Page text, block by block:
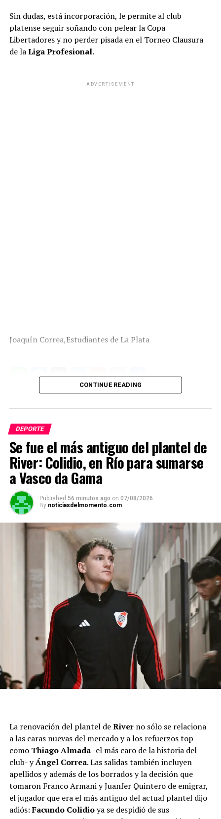
Sin dudas, está incorporación, le permite al club
platense seguir soñando con pelear la Copa
Libertadores y no perder pisada en el Torneo Clausura
de laLiga Profesional.
ADVERTISEMENT
Joaquín Correa,Estudiantes de La Plata
W
at
s
A
p
p
F
a
ce
b
o
o
k
X T
el
e
m
G
m
ail
C
o
py
k
C
o
m
ar
tir
CONTINUE READING
DEPORTE
Se fue el más antiguo del plantel de
River: Colidio, en Río para sumarse
a Vasco da Gama
Published 56 minutos ago on 07/08/2026
By noticiasdelmomento.com
La renovación del plantel deRiverno sólo se relaciona
a las caras nuevas del mercado y a los refuerzos top
como Thiago Almada-el más caro de la historia del
club- yÁngel Correa. Las salidas también incluyen
apellidos y además de los borrados y la decisión que
tomaron Franco Armani y Juanfer Quintero de emigrar,
el jugador que era el más antiguo del actual plantel dijo
adiós:Facundo Colidioya se despidió de sus